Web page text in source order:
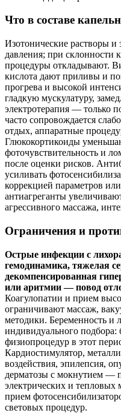
Что в составе
Изотонические растворы и
давления; при склонности
процедуры откладывают.
кислота дают приливы и
прогрева и высокой
гладкую мускулатуру,
электротерапия — только
часто сопровождается
отдых, аппаратные
Глюкокортикоиды
фоточувствительность и
после оценки рисков.
усиливать
коррекцией параметров
антиагреганты
агрессивного массажа,
Ограничения и
Острые инфекции с
гемодинамика, тяжелая
декомпенсированная
или аритмии — повод
Коагулопатии и прием
ограничивают массаж,
методики. Беременность и
индивидуального подбора:
физиопроцедур в этот
Кардиостимулятор,
воздействия, эпилепсия,
дерматозы с мокнутием —
электрических и тепловых
прием
световых процедур.